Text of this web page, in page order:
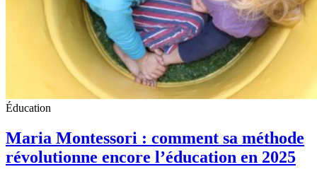
Éducation
Maria Montessori : comment sa méthode
révolutionne encore l’éducation en 2025